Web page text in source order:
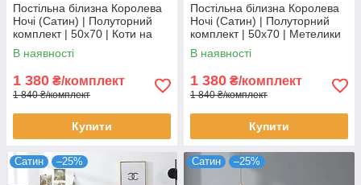
Постільна білизна Королева
Ночі (Сатин) | Полуторний
комплект | 50х70 | Коти на
сірому
В наявності
1 380 ₴/комплект
1 840 ₴/комплект
Купити
Постільна білизна Королева
Ночі (Сатин) | Полуторний
комплект | 50х70 | Метелики
на сірому
В наявності
1 380 ₴/комплект
1 840 ₴/комплект
Купити
Сатин –25% Сатин –25%